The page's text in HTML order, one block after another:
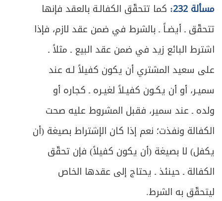
مسألة 232:
كما تتحقّق الكفالـة بالعقد فإنها
تتحقّق ـ أيضـاً ـ بالشرط في ضمن عقد لازم، فإذا
اشترط البائع زيد في ضمن عقد البيع ـ مثلاً ـ
على سعيد المشتري أن يكون كفيلاً لـه عند
سميـر، أو أن يكـون كفيـلاً لغيـره ـ كجاره أو
ولده ـ عند سمير، فقبل المشروط عليه صحت
الكفالة ونفذت؛ نعم إذا كان الإشتراط بصيغة (أن
يكفل) لا بصيغة (أن يكون كفيلاً) فإن تحقّق
الكفالة ـ حينئذ ـ يحتاج إلى عقدها الخاص
ليتحقّق به الشرط.
ص
297 المبحث الرابع: في أحكام التنازع
301 الفصل الثاني: في ضمان التالف
ص
303 المبحث الأول: في التلف الموجب للضمان
ص
309 المبحث الثاني: في كيفية الضمان
314 المقصد الرابع: في أبواب متفرقة
ص
318 الباب الأول: في الوكالة
319